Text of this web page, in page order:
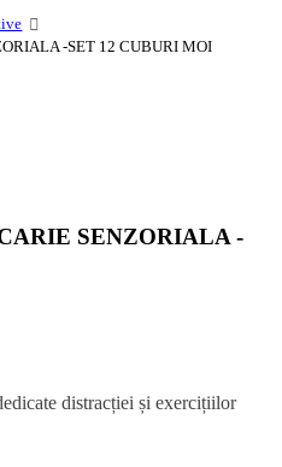
-SET 12 CUBURI MOI
SENZORIALA -
distracției și exercițiilor